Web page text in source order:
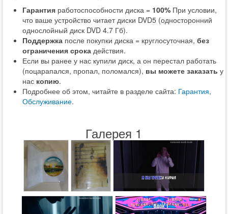
Гарантия работоспособности диска = 100% При условии,
что ваше устройство читает диски DVD5 (односторонний
однослойный диск DVD 4.7 Гб).
Поддержка после покупки диска = круглосуточная, без
ограничения срока действия.
Если вы ранее у нас купили диск, а он перестал работать
(поцарапался, пропал, поломался), вы можете заказать у
нас копию.
Подробнее об этом, читайте в разделе сайта: Гарантия,
Обслуживание.
Галерея 1